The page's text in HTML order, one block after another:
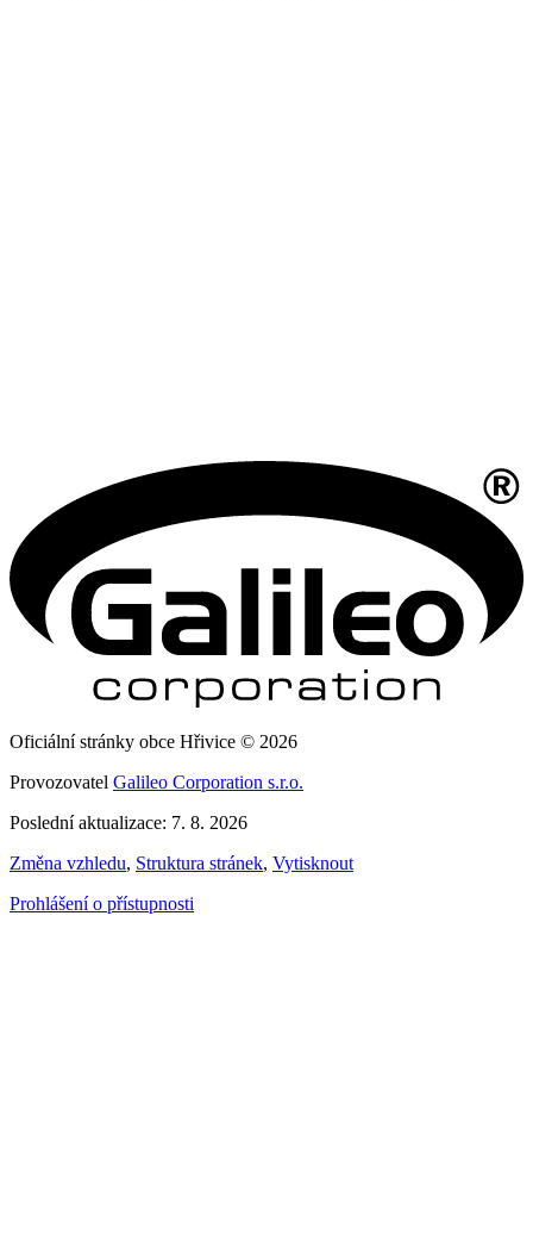
Oficiální stránky obce Hřivice © 2026
Provozovatel Galileo Corporation s.r.o.
Poslední aktualizace: 7. 8. 2026
Změna vzhledu, Struktura stránek, Vytisknout
Prohlášení o přístupnosti